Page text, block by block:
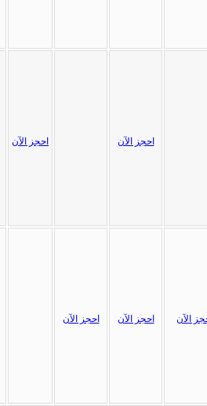
احجز الآن احجز الآن
احجز الآن احجز الآن الآن